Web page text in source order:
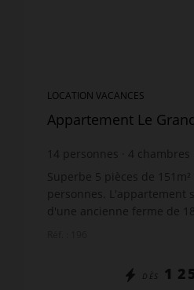
LOCATION VACANCES
Appartement Le
14 personnes 4 chambres
salles d'eau salle de
Superbe 5 pièces de
personnes. L'appartement
d'une ancienne ferme de
DÈS 1